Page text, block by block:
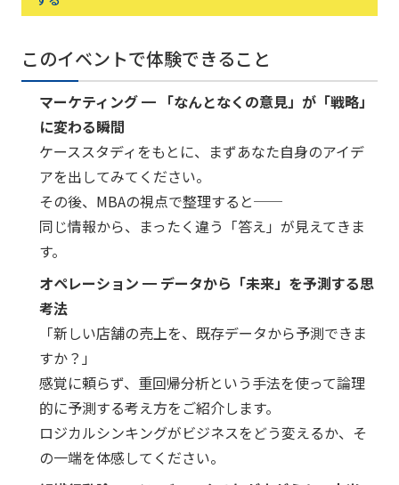
このイベントで体験できること
マーケティング ━ 「なんとなくの意見」が「戦略」
に変わる瞬間
ケーススタディをもとに、まずあなた自身のアイデ
アを出してみてください。
その後、MBAの視点で整理すると──
同じ情報から、まったく違う「答え」が見えてきま
す。
オペレーション ━ データから「未来」を予測する思
考法
「新しい店舗の売上を、既存データから予測できま
すか？」
感覚に頼らず、重回帰分析という手法を使って論理
的に予測する考え方をご紹介します。
ロジカルシンキングがビジネスをどう変えるか、そ
の一端を体感してください。